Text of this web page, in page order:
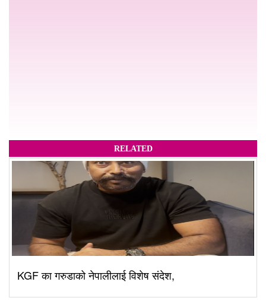
RELATED
KGF का गरुडाको नेपालीलाई विशेष संदेश,